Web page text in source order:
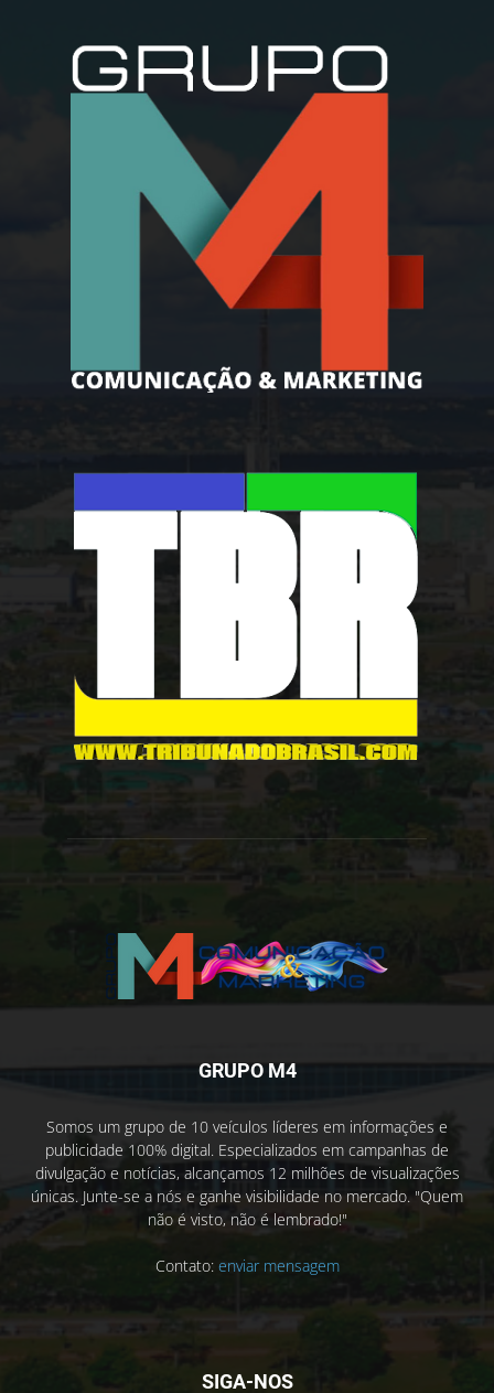
GRUPO M4
Somos um grupo de 10 veículos líderes em informações e
publicidade 100% digital. Especializados em campanhas de
divulgação e notícias, alcançamos 12 milhões de visualizações
únicas. Junte-se a nós e ganhe visibilidade no mercado. "Quem
não é visto, não é lembrado!"
Contato: enviar mensagem
SIGA-NOS